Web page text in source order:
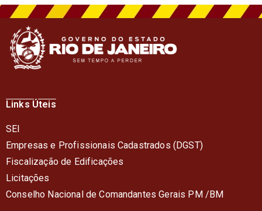
Links Úteis
SEI
Empresas e Profissionais Cadastrados (DGST)
Fiscalização de Edificações
Licitações
Conselho Nacional de Comandantes Gerais PM /BM